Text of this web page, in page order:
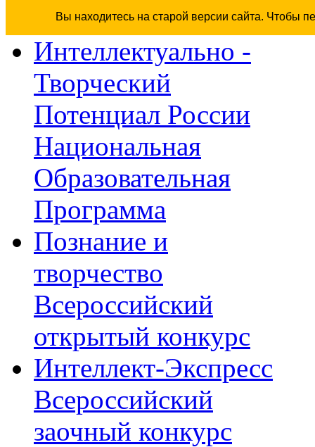
Вы находитесь на старой версии сайта. Чтобы
Интеллектуально -
Творческий
Потенциал России
Национальная
Образовательная
Программа
Познание и
творчество
Всероссийский
открытый конкурс
Интеллект-Экспресс
Всероссийский
заочный конкурс